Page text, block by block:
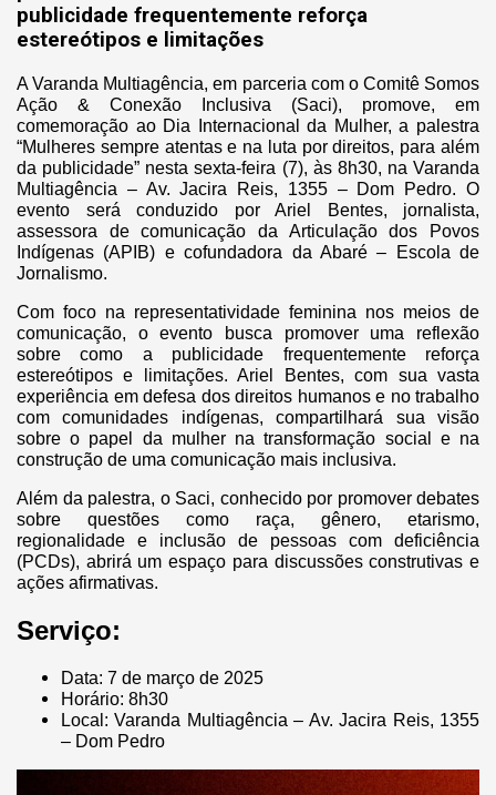
publicidade frequentemente reforça
estereótipos e limitações
A Varanda Multiagência, em parceria com o Comitê Somos
Ação & Conexão Inclusiva (Saci), promove, em
comemoração ao Dia Internacional da Mulher, a palestra
“Mulheres sempre atentas e na luta por direitos, para além
da publicidade” nesta sexta-feira (7), às 8h30, na Varanda
Multiagência – Av. Jacira Reis, 1355 – Dom Pedro. O
evento será conduzido por Ariel Bentes, jornalista,
assessora de comunicação da Articulação dos Povos
Indígenas (APIB) e cofundadora da Abaré – Escola de
Jornalismo.
Com foco na representatividade feminina nos meios de
comunicação, o evento busca promover uma reflexão
sobre como a publicidade frequentemente reforça
estereótipos e limitações. Ariel Bentes, com sua vasta
experiência em defesa dos direitos humanos e no trabalho
com comunidades indígenas, compartilhará sua visão
sobre o papel da mulher na transformação social e na
construção de uma comunicação mais inclusiva.
Além da palestra, o Saci, conhecido por promover debates
sobre questões como raça, gênero, etarismo,
regionalidade e inclusão de pessoas com deficiência
(PCDs), abrirá um espaço para discussões construtivas e
ações afirmativas.
Serviço:
Data: 7 de março de 2025
Horário: 8h30
Local: Varanda Multiagência – Av. Jacira Reis, 1355
– Dom Pedro